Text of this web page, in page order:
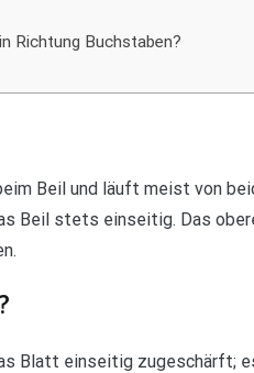
Richtung Buchstaben?
Beil und läuft meist von
stets einseitig. Das
Blatt einseitig zugeschärft;